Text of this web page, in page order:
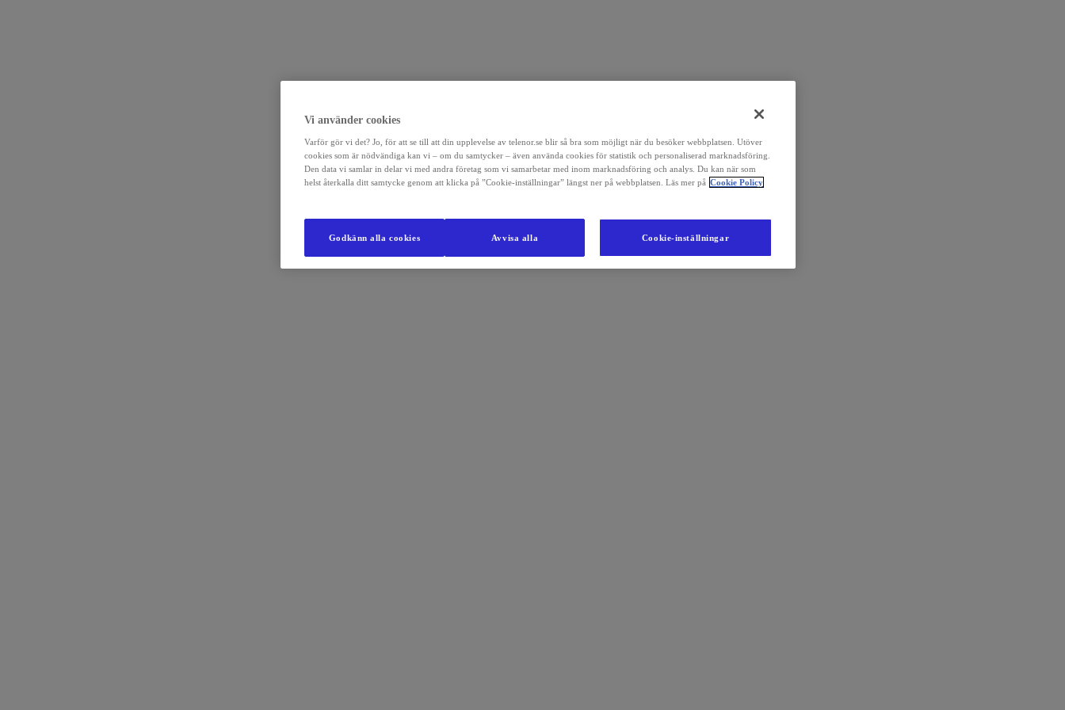
Vi använder cookies
Varför gör vi det? Jo, för att se till att din upplevelse av telenor.se blir så bra som möjligt när du besöker webbplatsen. Utöver
cookies som är nödvändiga kan vi – om du samtycker – även använda cookies för statistik och personaliserad marknadsföring.
Den data vi samlar in delar vi med andra företag som vi samarbetar med inom marknadsföring och analys. Du kan när som
helst återkalla ditt samtycke genom att klicka på ”Cookie-inställningar” längst ner på webbplatsen. Läs mer på Cookie Policy
Cookie-inställningar
Avvisa alla
Godkänn alla cookies